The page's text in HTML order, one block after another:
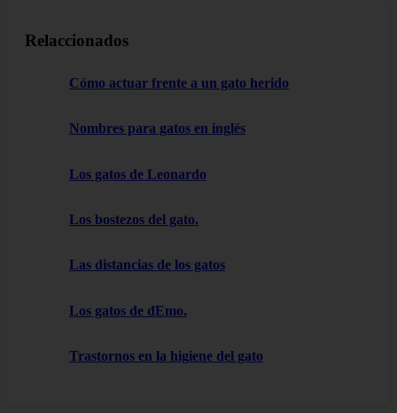
Relaccionados
Cómo actuar frente a un gato herido
Nombres para gatos en inglés
Los gatos de Leonardo
Los bostezos del gato.
Las distancias de los gatos
Los gatos de dEmo.
Trastornos en la higiene del gato